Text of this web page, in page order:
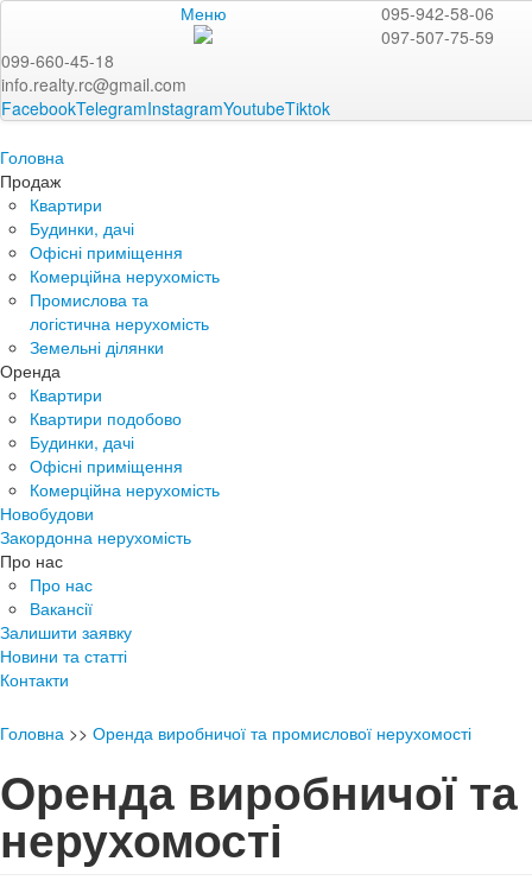
Меню
095-942-58-06
097-507-75-59
099-660-45-18
info.realty.rc@gmail.com
FacebookTelegramInstagramYoutubeTiktok
Головна
Продаж
Квартири
Будинки, дачі
Офісні приміщення
Комерційна нерухомість
Промислова та
логістична нерухомість
Земельні ділянки
Оренда
Квартири
Квартири подобово
Будинки, дачі
Офісні приміщення
Комерційна нерухомість
Новобудови
Закордонна нерухомість
Про нас
Про нас
Вакансії
Залишити заявку
Новини та статті
Контакти
Головна >> Оренда виробничої та промислової нерухомості
Оренда виробничої
нерухомості